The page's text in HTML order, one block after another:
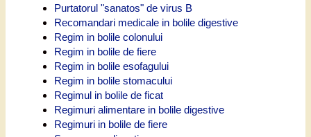
Purtatorul "sanatos" de virus B
Recomandari medicale in bolile digestive
Regim in bolile colonului
Regim in bolile de fiere
Regim in bolile esofagului
Regim in bolile stomacului
Regimul in bolile de ficat
Regimuri alimentare in bolile digestive
Regimuri in bolile de fiere